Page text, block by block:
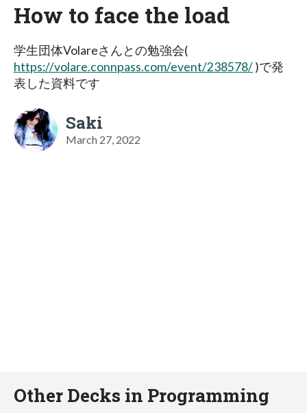
How to face the load
学生団体Volareさんとの勉強会(
https://volare.connpass.com/event/238578/)で発
表した資料です
Saki
March 27, 2022
Other Decks in Programming